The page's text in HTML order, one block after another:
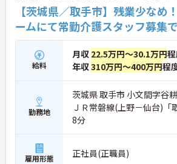
【茨城県／取手市】残業少なめ
ームにて常勤介護スタッフ募集
給料
月収 22.5万円～30.1万円
年収310万円～400万円程
勤務地
茨城県 取手市 小文間字谷
ＪＲ常磐線(上野－仙台)「
8分
雇用形態 正社員(正職員)